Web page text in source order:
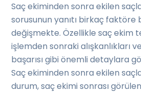
Saç ekiminden sonra ekilen
sorusunun yanıtı birkaç faktöre
değişmekte. Özellikle saç ekim
işlemden sonraki alışkanlıkları
başarısı gibi önemli detaylara
Saç ekiminden sonra ekilen
durum, saç ekimi sonrası